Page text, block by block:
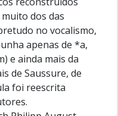
dos das
no vocalismo,
apenas de *a,
e ainda mais da
de Saussure, de
foi reescrita